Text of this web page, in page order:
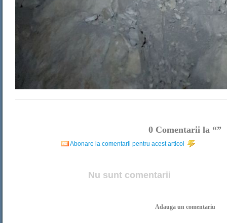
0 Comentarii la “”
Abonare la comentarii pentru acest articol
Nu sunt comentarii
Adauga un comentariu